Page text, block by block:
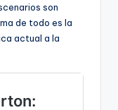
son
de todo es la
actual a la